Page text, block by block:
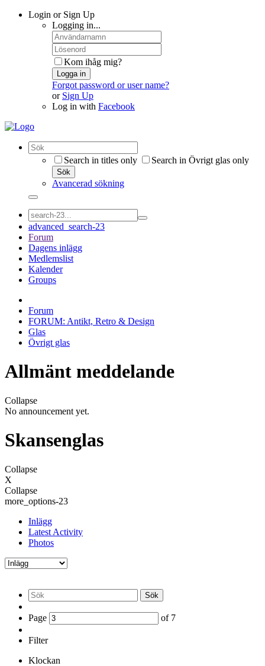
Login or Sign Up
Logging in...
Kom ihåg mig?
Logga in
Forgot password or user name?
or Sign Up
Log in with Facebook
Search in titles only Search in Övrigt glas only
Sök
Avancerad sökning
advanced_search-23
Forum
Dagens inlägg
Medlemslist
Kalender
Groups
Forum
FORUM: Antikt, Retro & Design
Glas
Övrigt glas
Allmänt meddelande
Collapse
No announcement yet.
Skansenglas
Collapse
X
Collapse
more_options-23
Inlägg
Latest Activity
Photos
Sök
Page of 7
Filter
Klockan